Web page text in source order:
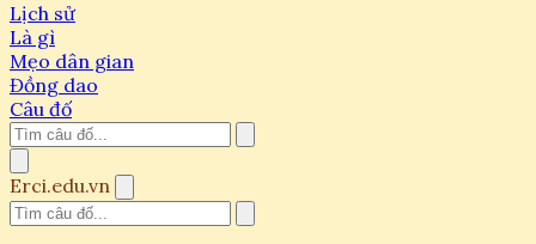
Lịch sử
Là gì
Mẹo dân gian
Đồng dao
Câu đố
Erci.edu.vn